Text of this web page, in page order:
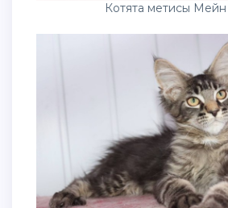
Котята метисы Мейн